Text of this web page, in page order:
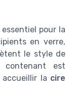
pour la
en verre,
le style de
contenant est
la cire